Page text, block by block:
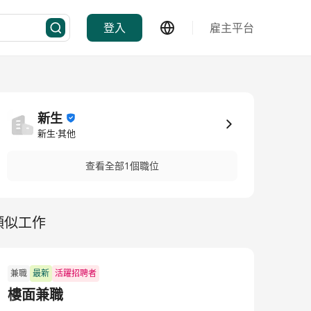
登入 雇主平台
新生
新生·其他
查看全部1個職位
似工作
兼職 最新 活躍招聘者
樓面兼職